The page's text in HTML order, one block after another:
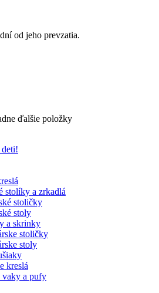
od jeho prevzatia.
ďalšie položky
stolíky a zrkadlá
stoličky
stoly
a skrinky
stoličky
stoly
kreslá
vaky a pufy